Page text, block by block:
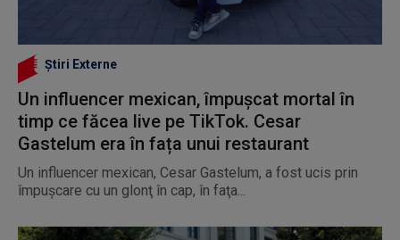
Știri Externe
Un influencer mexican, împușcat mortal în
timp ce făcea live pe TikTok. Cesar
Gastelum era în fața unui restaurant
Un influencer mexican, Cesar Gastelum, a fost ucis prin
împuşcare cu un glonţ în cap, în faţa...